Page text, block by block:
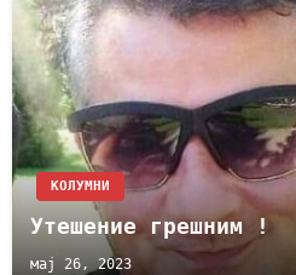
KОЛУМНИ
Утешение грешним !
мај 26, 2023